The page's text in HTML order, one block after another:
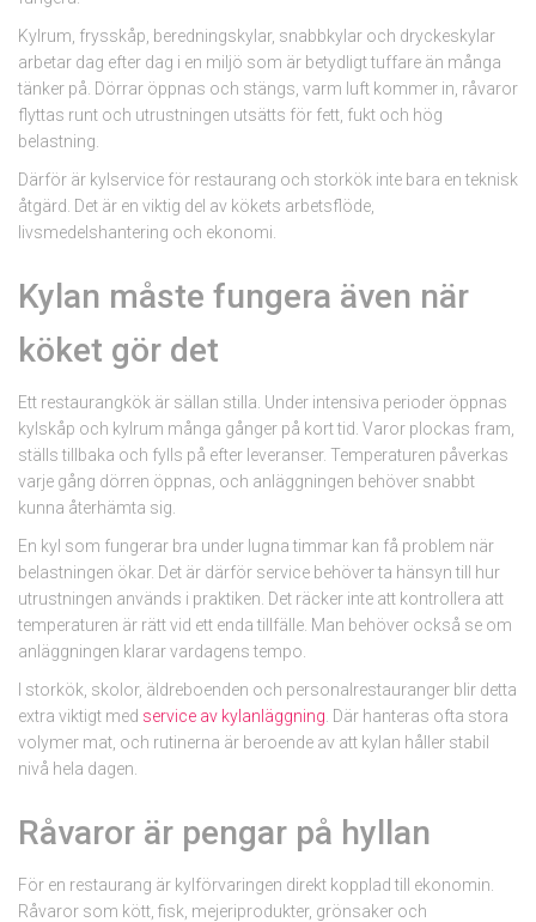
Kylrum, frysskåp, beredningskylar, snabbkylar och dryckeskylar
arbetar dag efter dag i en miljö som är betydligt tuffare än många
tänker på. Dörrar öppnas och stängs, varm luft kommer in, råvaror
flyttas runt och utrustningen utsätts för fett, fukt och hög
belastning.
Därför är kylservice för restaurang och storkök inte bara en teknisk
åtgärd. Det är en viktig del av kökets arbetsflöde,
livsmedelshantering och ekonomi.
Kylan måste fungera även när
köket gör det
Ett restaurangkök är sällan stilla. Under intensiva perioder öppnas
kylskåp och kylrum många gånger på kort tid. Varor plockas fram,
ställs tillbaka och fylls på efter leveranser. Temperaturen påverkas
varje gång dörren öppnas, och anläggningen behöver snabbt
kunna återhämta sig.
En kyl som fungerar bra under lugna timmar kan få problem när
belastningen ökar. Det är därför service behöver ta hänsyn till hur
utrustningen används i praktiken. Det räcker inte att kontrollera att
temperaturen är rätt vid ett enda tillfälle. Man behöver också se om
anläggningen klarar vardagens tempo.
I storkök, skolor, äldreboenden och personalrestauranger blir detta
extra viktigt med service av kylanläggning . Där hanteras ofta stora
volymer mat, och rutinerna är beroende av att kylan håller stabil
nivå hela dagen.
Råvaror är pengar på hyllan
För en restaurang är kylförvaringen direkt kopplad till ekonomin.
Råvaror som kött, fisk, mejeriprodukter, grönsaker och